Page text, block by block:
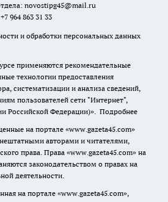
novostipg45@mail.ru
964 863 31 33
и обработки персональных данных
применяются рекомендательные
технологии предоставления
систематизации и анализа сведений,
пользователей сети "Интернет",
Российской Федерации)». Подробнее
на портале «www.gazeta45.com»
авторами и читателями,
права. Права «www.gazeta45.com» на
законодательством о правах на
деятельности.
на портале «www.gazeta45.com»,